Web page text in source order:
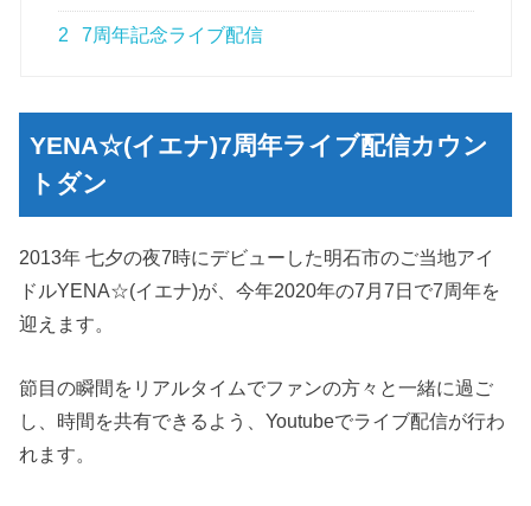
2 7周年記念ライブ配信
YENA☆(イエナ)7周年ライブ配信カウン
トダン
2013年 七夕の夜7時にデビューした明石市のご当地アイ
ドルYENA☆(イエナ)が、今年2020年の7月7日で7周年を
迎えます。
節目の瞬間をリアルタイムでファンの方々と一緒に過ご
し、時間を共有できるよう、Youtubeでライブ配信が行わ
れます。